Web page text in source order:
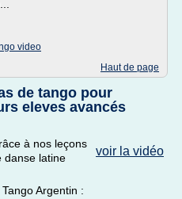
video
Haut de page
de tango pour
eleves avancés
voir la vidéo
à nos leçons
danse latine
Argentin :